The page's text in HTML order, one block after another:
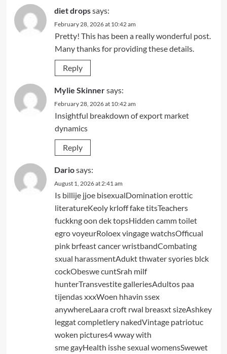
diet dropssays:
February 28, 2026 at 10:42 am
Pretty! This has been a really wonderful post.
Many thanks for providing these details.
Reply
Mylie Skinnersays:
February 28, 2026 at 10:42 am
Insightful breakdown of export market
dynamics
Reply
Dariosays:
August 1, 2026 at 2:41 am
Is billije jjoe bisexualDomination erottic
literatureKeoly krloff fake titsTeachers
fuckkng oon dek topsHidden camm toilet
egro voyeurRoloex vingage watchsOfficual
pink brfeast cancer wristbandCombating
sxual harassmentAdukt thwater syories blck
cockObeswe cuntSrah milf
hunterTransvestite galleriesAdultos paa
tijendas xxxWoen hhavin ssex
anywhereLaara croft rwal breasxt sizeAshkey
leggat completlery nakedVintage patriotuc
woken pictures4 wway with
sme gayHealth isshe sexual womensSwewet